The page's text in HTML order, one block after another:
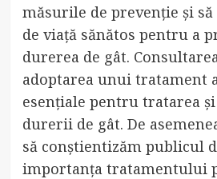
măsurile de prevenție și
de viață sănătos pentru a
durerea de gât.
adoptarea unui tratament
esențiale pentru tratarea
durerii de gât. De
să conștientizăm publicul
importanța tratamentului